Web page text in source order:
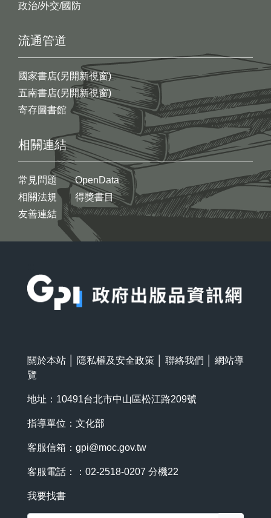
政治/外交/國防
流通管道
國家書店(另開新視窗)
五南書店(另開新視窗)
寄存圖書館
相關連結
常見問題
相關法規
友善連結
OpenData
得獎書目
關於本站 隱私權及安全政策 聯絡我們
網站導
覽
地址：10491台北市中山區松江路209號
指導單位：文化部
客服信箱： gpi@moc.gov.tw
客服電話：：02-2518-0207 分機22
我要找書